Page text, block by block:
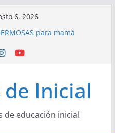
6, 2026
para MAMÁ: colorea con
para mamá
Inicial 2026”
con Alegría la Semana
Un regalo para
Inicial
de educación inicial